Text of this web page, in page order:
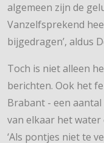
algemeen zijn de
Vanzelfsprekend
bijgedragen’, aldus
Toch is niet alleen
berichten. Ook het
Brabant - een
van elkaar het
‘Als pontjes niet te